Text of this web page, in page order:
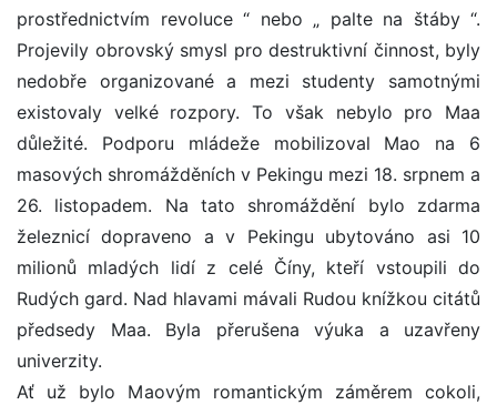
prostřednictvím revoluce “ nebo „ palte na štáby “.
Projevily obrovský smysl pro destruktivní činnost, byly
nedobře organizované a mezi studenty samotnými
existovaly velké rozpory. To však nebylo pro Maa
důležité. Podporu mládeže mobilizoval Mao na 6
masových shromážděních v Pekingu mezi 18. srpnem a
26. listopadem. Na tato shromáždění bylo zdarma
železnicí dopraveno a v Pekingu ubytováno asi 10
milionů mladých lidí z celé Číny, kteří vstoupili do
Rudých gard. Nad hlavami mávali Rudou knížkou citátů
předsedy Maa. Byla přerušena výuka a uzavřeny
univerzity.
Ať už bylo Maovým romantickým záměrem cokoli,